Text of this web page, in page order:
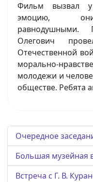
Фильм вызвал у
эмоцию,
равнодушными.
Олегович
Отечественной
морально-
молодежи и
обществе. Ребята
Очередное
Большая музейная
Встреча с Г. В.